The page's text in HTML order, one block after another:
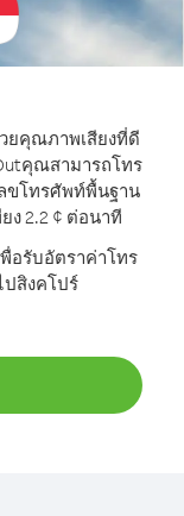
ยคุณภาพเสียงที่ดี
คุณสามารถโทร
ขโทรศัพท์พื้นฐาน
ง 2.2 ¢ ต่อนาที
อรับอัตราค่าโทร
สิงคโปร์